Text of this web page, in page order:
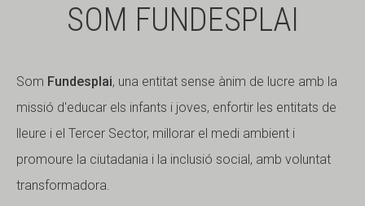
SOM FUNDESPLAI
Som Fundesplai, una entitat sense ànim de lucre amb la
missió d'educar els infants i joves, enfortir les entitats de
lleure i el Tercer Sector, millorar el medi ambient i
promoure la ciutadania i la inclusió social, amb voluntat
transformadora.